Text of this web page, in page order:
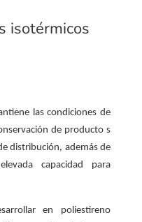
isotérmicos
las condiciones de
de producto s
distribución, además de
capacidad para
en poliestireno